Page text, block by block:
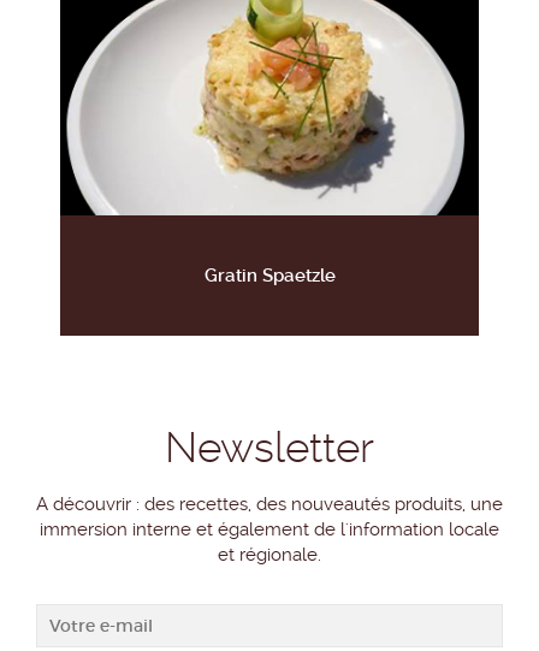
Gratin Spaetzle
Newsletter
A découvrir : des recettes, des nouveautés produits, une
immersion interne et également de l'information locale
et régionale.